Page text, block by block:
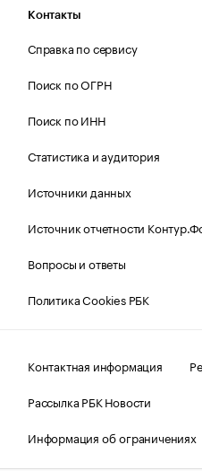
Контакты
Справка по сервису
Поиск по ОГРН
Поиск по ИНН
Статистика и аудитория
Источники данных
Источник отчетности
Вопросы и ответы
Политика Cookies РБК
Контактная информация
Рассылка РБК Новости
Информация об ограничениях